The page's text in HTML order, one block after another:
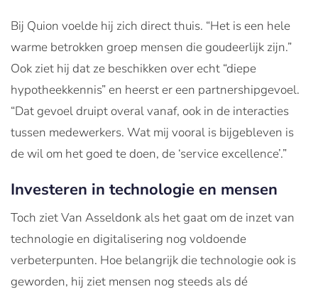
Bij Quion voelde hij zich direct thuis. “Het is een hele
warme betrokken groep mensen die goudeerlijk zijn.”
Ook ziet hij dat ze beschikken over echt “diepe
hypotheekkennis” en heerst er een partnershipgevoel.
“Dat gevoel druipt overal vanaf, ook in de interacties
tussen medewerkers. Wat mij vooral is bijgebleven is
de wil om het goed te doen, de ‘service excellence’.”
Investeren in technologie en mensen
Toch ziet Van Asseldonk als het gaat om de inzet van
technologie en digitalisering nog voldoende
verbeterpunten. Hoe belangrijk die technologie ook is
geworden, hij ziet mensen nog steeds als dé